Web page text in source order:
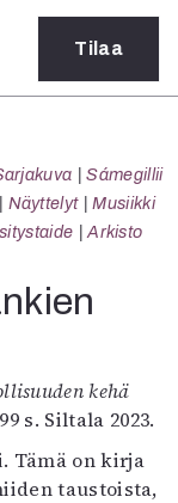
Tilaa
Sámegillii
Näyttelyt
Musiikki
Arkisto
kehä
s. Siltala 2023.
Tämä on kirja
taustoista,